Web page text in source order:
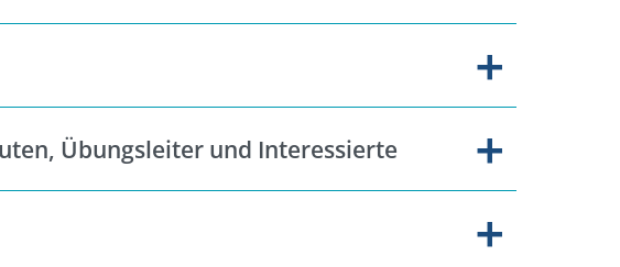
Übungsleiter und Interessierte